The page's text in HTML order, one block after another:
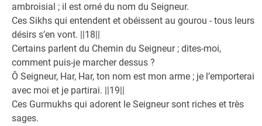
ambroisial ; il est orné du nom du Seigneur.
Ces Sikhs qui entendent et obéissent au gourou - tous leurs
désirs s’en vont. ||18||
Certains parlent du Chemin du Seigneur ; dites-moi,
comment puis-je marcher dessus ?
Ô Seigneur, Har, Har, ton nom est mon arme ; je l’emporterai
avec moi et je partirai. ||19||
Ces Gurmukhs qui adorent le Seigneur sont riches et très
sages.